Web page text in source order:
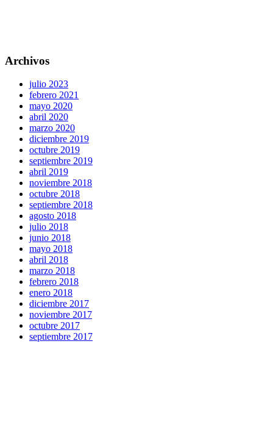
Archivos
julio 2023
febrero 2021
mayo 2020
abril 2020
marzo 2020
diciembre 2019
octubre 2019
septiembre 2019
abril 2019
noviembre 2018
octubre 2018
septiembre 2018
agosto 2018
julio 2018
junio 2018
mayo 2018
abril 2018
marzo 2018
febrero 2018
enero 2018
diciembre 2017
noviembre 2017
octubre 2017
septiembre 2017